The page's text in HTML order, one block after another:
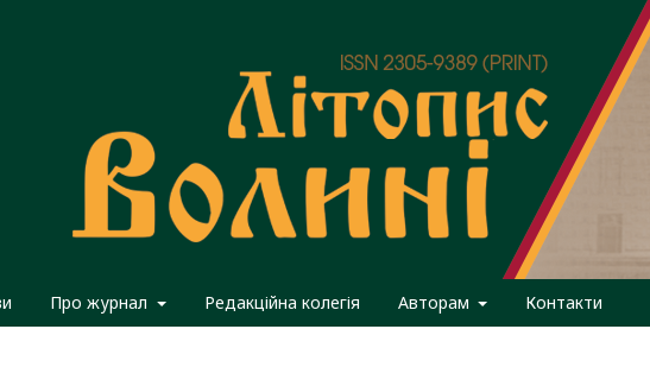
Про журнал Редакційна колегія Авторам Контакти